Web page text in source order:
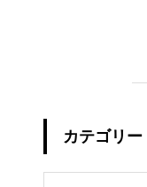
カテゴリー